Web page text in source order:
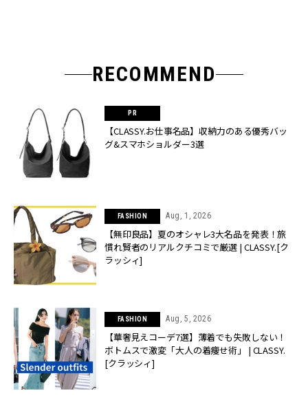
RECOMMEND
【CLASSY.お仕事名品】収納力のある優秀バッ
グ&スマホショルダー3選
FASHION Aug, 1, 2026
【無印良品】夏のオシャレ3大名品を発表！旅
慣れ賢者のリアルクチコミで厳選 | CLASSY.[ク
ラッシィ]
FASHION Aug, 5, 2026
【華奢見えコーデ7選】薄着でも失敗しない！
ボトムスで激変「大人の着痩せ術」 | CLASSY.
[クラッシィ]